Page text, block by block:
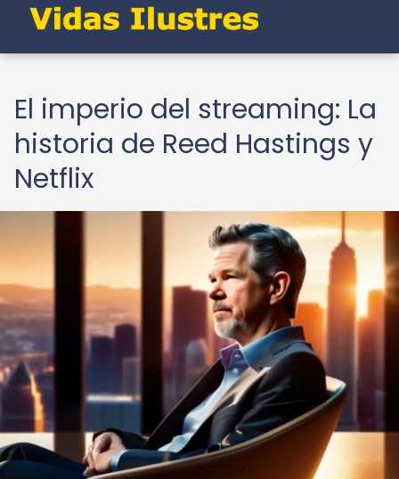
El imperio del streaming: La
historia de Reed Hastings y
Netflix